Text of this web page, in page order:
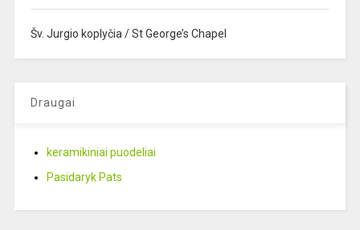
Šv. Jurgio koplyčia / St George’s Chapel
Draugai
keramikiniai puodeliai
Pasidaryk Pats